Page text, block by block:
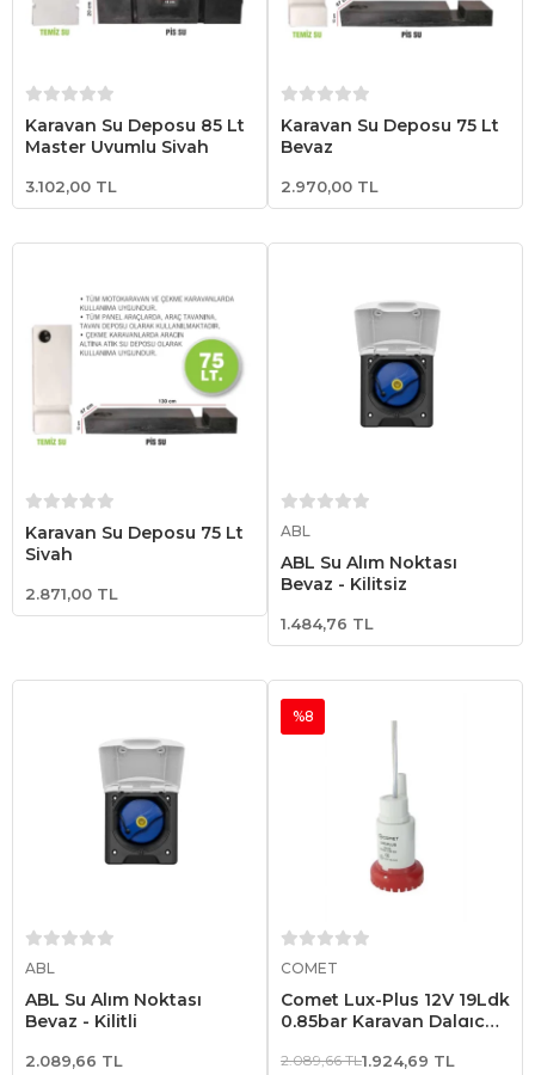
Karavan Su Deposu 85 Lt
Master Uyumlu Siyah
3.102,00 TL
Karavan Su Deposu 75 Lt
Beyaz
2.970,00 TL
Karavan Su Deposu 75 Lt
Siyah
2.871,00 TL
ABL
ABL Su Alım Noktası
Beyaz - Kilitsiz
1.484,76 TL
ABL
ABL Su Alım Noktası
Beyaz - Kilitli
2.089,66 TL
COMET
Comet Lux-Plus 12V 19Ldk
0,85bar Karavan Dalgıç
%8
2.089,66 TL1.924,69 TL